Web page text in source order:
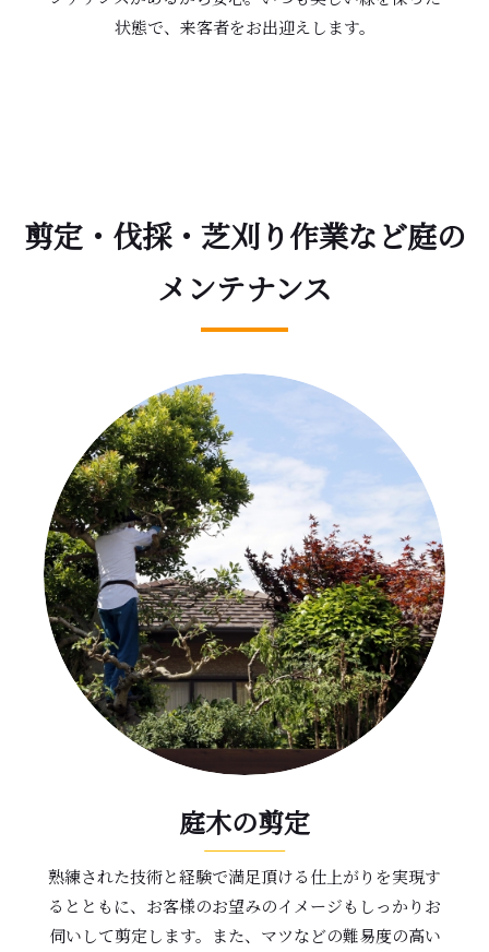
状態で、来客者をお出迎えします。
剪定・伐採・ 芝刈り作業など庭の
メンテナンス
庭木の剪定
熟練された技術と経験で満足頂ける仕上がりを実現す
るとともに、お客様のお望みのイメージもしっかりお
伺いして剪定します。また、マツなどの難易度の高い